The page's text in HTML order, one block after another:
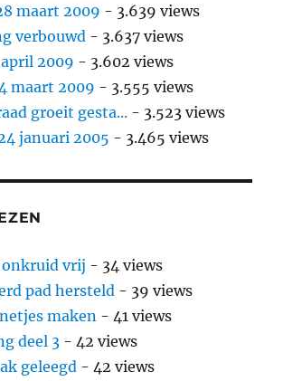
maart 2009 - 3.639 views
verbouwd - 3.637 views
2009 - 3.602 views
maart 2009 - 3.555 views
groeit gesta... - 3.523 views
januari 2005 - 3.465 views
vrij - 34 views
pad hersteld - 39 views
maken - 41 views
deel 3 - 42 views
geleegd - 42 views